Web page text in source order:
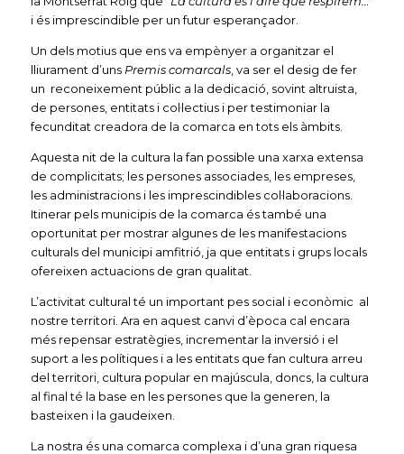
i és imprescindible per un futur esperançador.
Un dels motius que ens va empènyer a organitzar el
lliurament d’uns Premis comarcals, va ser el desig de fer
un reconeixement públic a la dedicació, sovint altruista,
de persones, entitats i col·lectius i per testimoniar la
fecunditat creadora de la comarca en tots els àmbits.
Aquesta nit de la cultura la fan possible una xarxa extensa
de complicitats; les persones associades, les empreses,
les administracions i les imprescindibles col·laboracions.
Itinerar pels municipis de la comarca és també una
oportunitat per mostrar algunes de les manifestacions
culturals del municipi amfitrió, ja que entitats i grups locals
ofereixen actuacions de gran qualitat.
L’activitat cultural té un important pes social i econòmic al
nostre territori. Ara en aquest canvi d’època cal encara
més repensar estratègies, incrementar la inversió i el
suport a les polítiques i a les entitats que fan cultura arreu
del territori, cultura popular en majúscula, doncs, la cultura
al final té la base en les persones que la generen, la
basteixen i la gaudeixen.
La nostra és una comarca complexa i d’una gran riquesa